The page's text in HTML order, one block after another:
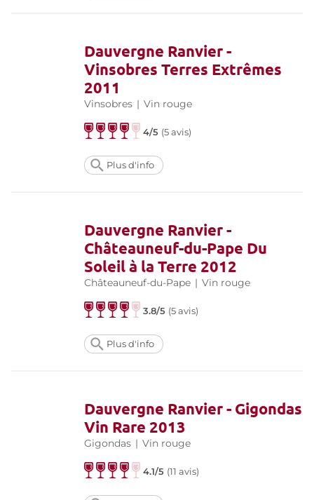
Dauvergne Ranvier -
Vinsobres Terres Extrêmes
2011
Vinsobres | Vin rouge
4/5 (5 avis)
Plus d'info
Dauvergne Ranvier -
Châteauneuf-du-Pape Du
Soleil à la Terre 2012
Châteauneuf-du-Pape | Vin rouge
3.8/5 (5 avis)
Plus d'info
Dauvergne Ranvier - Gigondas
Vin Rare 2013
Gigondas | Vin rouge
4.1/5 (11 avis)